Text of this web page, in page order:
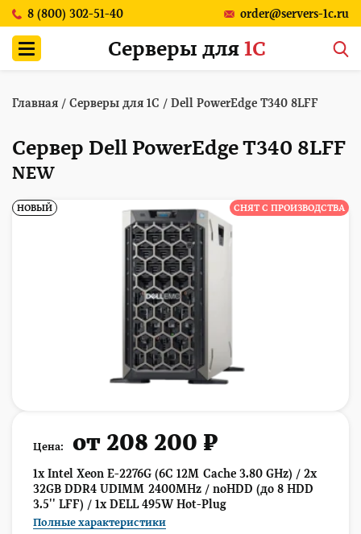
8 (800) 302-51-40 order@servers-1c.ru
Серверы для 1С
Главная / Серверы для 1С / Dell PowerEdge T340 8LFF
Сервер Dell PowerEdge T340 8LFF
NEW
НОВЫЙ СНЯТ С ПРОИЗВОДСТВА
Цена: от 208 200 ₽
1x Intel Xeon E-2276G (6C 12M Cache 3.80 GHz) / 2x
32GB DDR4 UDIMM 2400MHz / noHDD (до 8 HDD
3.5'' LFF) / 1x DELL 495W Hot-Plug
Полные характеристики